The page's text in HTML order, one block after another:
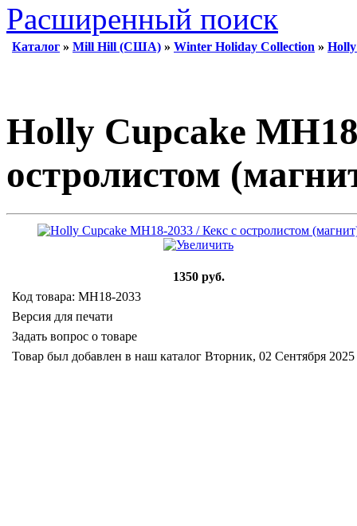
Расширенный поиск
Каталог » Mill Hill (США) » Winter Holiday Collection »
Holly Cupcake
остролистом
1350 руб.
Код товара: MH18-2033
Версия для печати
Задать вопрос о товаре
Товар был добавлен в наш каталог Вторник, 02 Сентября 2025